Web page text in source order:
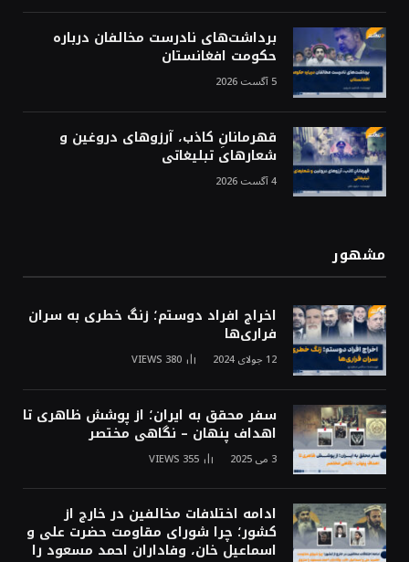
برداشت‌های نادرست مخالفان درباره
حکومت افغانستان
5 آگست 2026
قهرمانانِ کاذب، آرزوهای دروغین و
شعارهای تبلیغاتی
4 آگست 2026
مشهور
اخراج افراد دوستم؛ زنگ خطری به سران
فراری‌ها
12 جولای 2024 380
VIEWS
سفر محقق به ایران؛ از پوشش ظاهری تا
اهداف پنهان – نگاهی مختصر
3 می 2025 355
VIEWS
ادامه اختلافات مخالفین در خارج از
کشور؛ چرا شورای مقاومت حضرت علی و
اسماعیل خان، وفاداران احمد مسعود را